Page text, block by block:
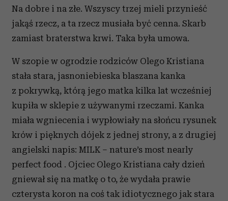
Na dobre i na złe. Wszyscy trzej mieli przynieść
jakąś rzecz, a ta rzecz musiała być cenna. Skarb
zamiast braterstwa krwi. Taka była umowa.
W szopie w ogrodzie rodziców Olego Kristiana
stała stara, jasnoniebieska blaszana kanka
z pokrywką, którą jego matka kilka lat wcześniej
kupiła w sklepie z używanymi rzeczami. Kanka
miała wgniecenia i wypłowiały na słońcu rysunek
krów i pięknych dójek z jednej strony, a z drugiej
angielski napis: MILK – nature’s most nearly
perfect food . Ojciec Olego Kristiana cały dzień
gniewał się na matkę o to, że wydała prawie
czterysta koron na coś tak idiotycznego jak stara